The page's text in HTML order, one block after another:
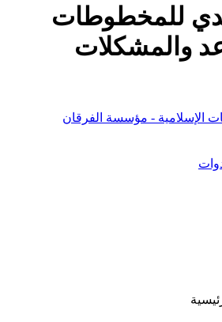
للمخطوطات
والمشكلات
الإسلامية - مؤسسة الفرقان